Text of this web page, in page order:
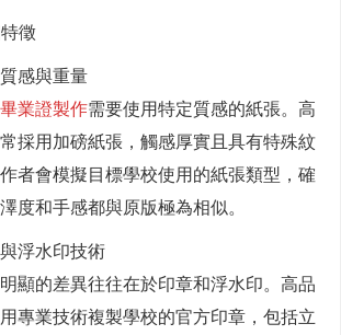
徵
感與重量
業證製作需要使用特定質感的紙張。高
採用加磅紙張，觸感厚實且具有特殊紋
者會模擬目標學校使用的紙張類型，確
度和手感都與原版極為相似。
浮水印技術
顯的差異往往在於印章和浮水印。高品
專業技術複製學校的官方印章，包括立